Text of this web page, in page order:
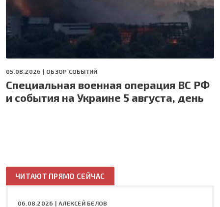
05.08.2026 | ОБЗОР СОБЫТИЙ
Специальная военная операция ВС РФ
и события на Украине 5 августа, день
ЧИТАЮТ ПРЯМО СЕЙЧАС
06.08.2026 | АЛЕКСЕЙ БЕЛОВ